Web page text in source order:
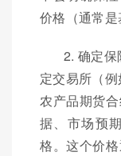
价格（通常是
2. 确定
定交易所（
农产品期货
据、市场预
格。这个价